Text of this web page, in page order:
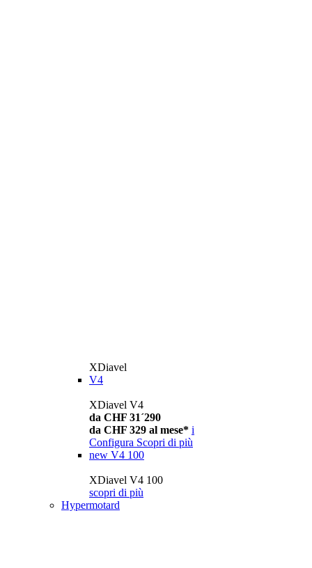
XDiavel
V4
XDiavel V4
da CHF 31´290
da CHF 329 al mese* i
Configura Scopri di più
new V4 100
XDiavel V4 100
scopri di più
Hypermotard